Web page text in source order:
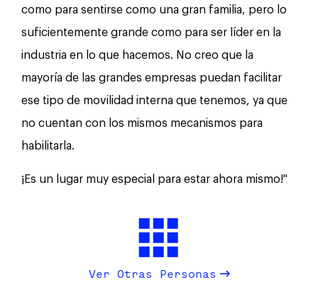
como para sentirse como una gran familia, pero lo
suficientemente grande como para ser líder en la
industria en lo que hacemos. No creo que la
mayoría de las grandes empresas puedan facilitar
ese tipo de movilidad interna que tenemos, ya que
no cuentan con los mismos mecanismos para
habilitarla.
¡Es un lugar muy especial para estar ahora mismo!"
Ver Otras Personas